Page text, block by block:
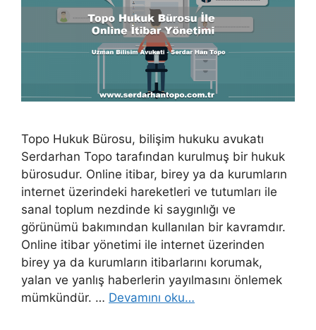
Topo Hukuk Bürosu, bilişim hukuku avukatı
Serdarhan Topo tarafından kurulmuş bir hukuk
bürosudur. Online itibar, birey ya da kurumların
internet üzerindeki hareketleri ve tutumları ile
sanal toplum nezdinde ki saygınlığı ve
görünümü bakımından kullanılan bir kavramdır.
Online itibar yönetimi ile internet üzerinden
birey ya da kurumların itibarlarını korumak,
yalan ve yanlış haberlerin yayılmasını önlemek
mümkündür. … Devamını oku…